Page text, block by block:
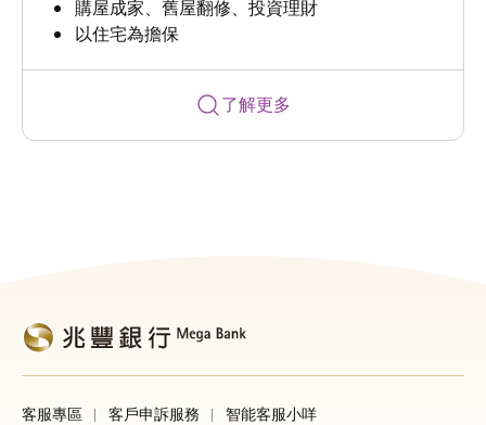
購屋成家、舊屋翻修、投資理財
以住宅為擔保
了解更多
客服專區 客戶申訴服務 智能客服小咩